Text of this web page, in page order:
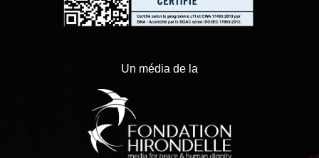
Un média de la